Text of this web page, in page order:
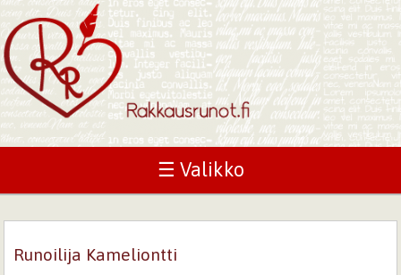
☰ Valikko
Runoilija Kameliontti